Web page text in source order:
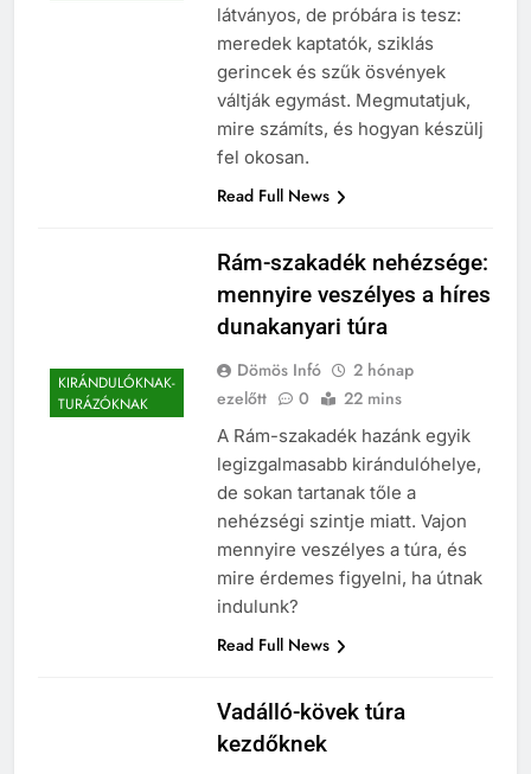
látványos, de próbára is tesz:
meredek kaptatók, sziklás
gerincek és szűk ösvények
váltják egymást. Megmutatjuk,
mire számíts, és hogyan készülj
fel okosan.
Read Full News
KIRÁNDULÓKNAK-
TURÁZÓKNAK
Rám-szakadék nehézsége:
mennyire veszélyes a híres
dunakanyari túra
Dömös Infó
2 hónap
ezelőtt
0 22 mins
A Rám-szakadék hazánk egyik
legizgalmasabb kirándulóhelye,
de sokan tartanak tőle a
nehézségi szintje miatt. Vajon
mennyire veszélyes a túra, és
mire érdemes figyelni, ha útnak
indulunk?
Read Full News
Vadálló-kövek túra
kezdőknek